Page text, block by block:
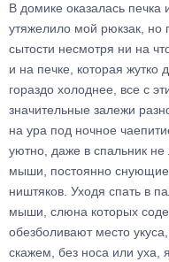
В домике оказалась
утяжелило мой рюкзак, но
сытости несмотря ни на
и на печке, которая
гораздо холоднее, все с
значительные залежи
на ура под ночное
уютно, даже в спальник
мыши, постоянно снующие
ништяков. Уходя спать в
мыши, слюна которых
обезболивают место
скажем, без носа или уха,